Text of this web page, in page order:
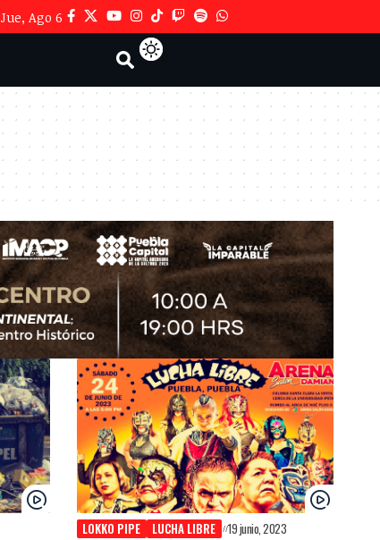
Jue, Ago 6
LOKKO PIPE LUCHA LIBRE 19 junio, 2023